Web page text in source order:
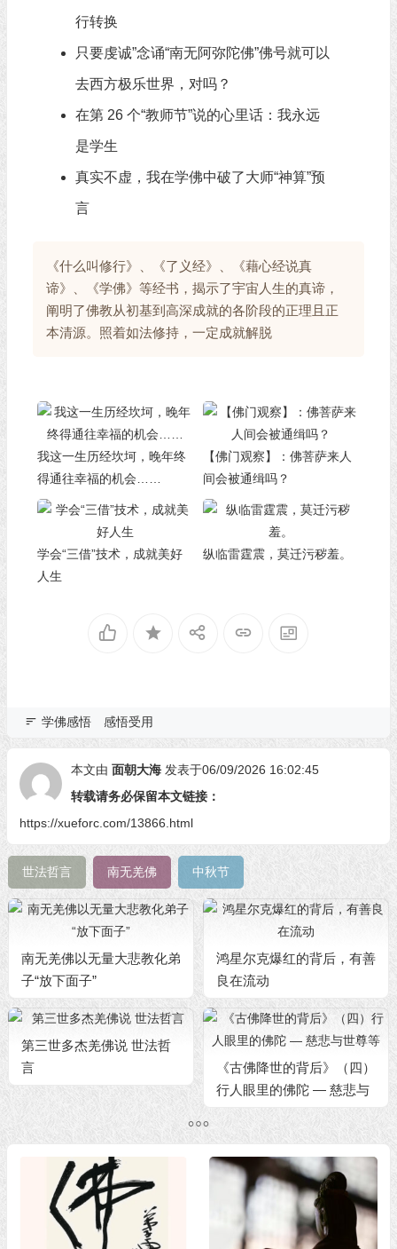
行转换
只要虔诚”念诵“南无阿弥陀佛”佛号就可以
去西方极乐世界，对吗？
在第 26 个“教师节”说的心里话：我永远
是学生
真实不虚，我在学佛中破了大师“神算”预
言
《什么叫修行》、《了义经》、《藉心经说真
谛》、《学佛》等经书，揭示了宇宙人生的真谛，
阐明了佛教从初基到高深成就的各阶段的正理且正
本清源。照着如法修持，一定成就解脱
我这一生历经坎坷，晚年终
得通往幸福的机会……
【佛门观察】：佛菩萨来人
间会被通缉吗？
学会“三借”技术，成就美好
人生
纵临雷霆震，莫迁污秽羞。
学佛感悟 感悟受用
本文由 面朝大海 发表于06/09/2026 16:02:45
转载请务必保留本文链接：
https://xueforc.com/13866.html
世法哲言 南无羌佛 中秋节
南无羌佛以无量大悲教化弟
子“放下面子”
鸿星尔克爆红的背后，有善
良在流动
第三世多杰羌佛说 世法哲
言
《古佛降世的背后》（四）
行人眼里的佛陀 — 慈悲与
世尊等